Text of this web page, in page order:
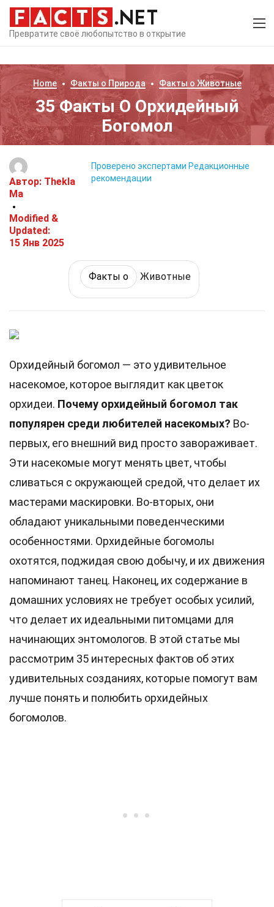
Превратите своё любопытство в открытие
Home Факты о Природа Факты о Животные
35 Факты О Орхидейный
Богомол
Автор: Thekla
Ma
Modified &
Updated:
15 Янв 2025
Проверено экспертами Редакционные
рекомендации
Факты о Животные
Орхидейный богомол — это удивительное
насекомое, которое выглядит как цветок
орхидеи. Почему орхидейный богомол так
популярен среди любителей насекомых? Во-
первых, его внешний вид просто завораживает.
Эти насекомые могут менять цвет, чтобы
сливаться с окружающей средой, что делает их
мастерами маскировки. Во-вторых, они
обладают уникальными поведенческими
особенностями. Орхидейные богомолы
охотятся, поджидая свою добычу, и их движения
напоминают танец. Наконец, их содержание в
домашних условиях не требует особых усилий,
что делает их идеальными питомцами для
начинающих энтомологов. В этой статье мы
рассмотрим 35 интересных фактов об этих
удивительных созданиях, которые помогут вам
лучше понять и полюбить орхидейных
богомолов.